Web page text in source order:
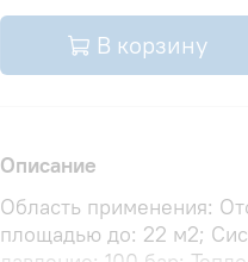
В корзину
Описание
Область применения:
площадью до: 22 м2;